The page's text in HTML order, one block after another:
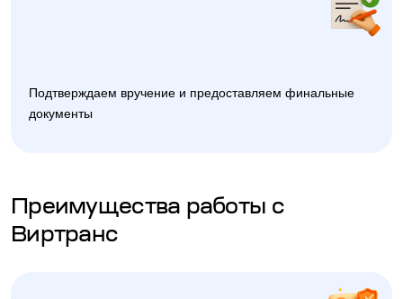
Подтверждаем вручение и предоставляем финальные
документы
Преимущества работы с
Виртранс